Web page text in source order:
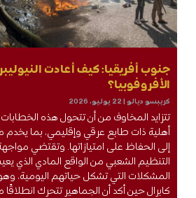
جنوب أفريقيا: كيف أعادت
الأفروفوبيا؟
كريبسو ديالو 22 يوليو، 2026
تتزايد المخاوف من أن تتحول هذه
أهلية ذات طابع عرقي وإقليمي، بما يخدم
إلى الحفاظ على امتيازاتها. وتقتضي
التنظيم الشعبي من الواقع المادي الذي
المشكلات التي تشكل حياتهم اليومية، وهو
كابرال حين أكد أن الجماهير تتحرك انطلاقًا